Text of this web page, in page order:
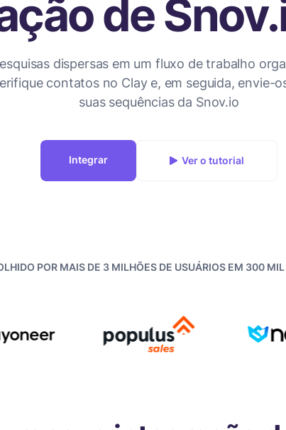
de
dispersas em um fluxo de trabalho
contatos no Clay e, em seguida, envie-
suas sequências da Snov.io
Integrar Ver o tutorial
POR MAIS DE 3 MILHÕES DE USUÁRIOS EM 300